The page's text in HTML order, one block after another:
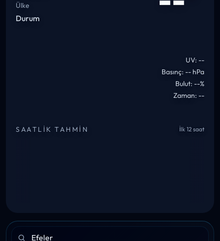
Ülke
Durum
UV: --
Basınç: -- hPa
Bulut: --%
Zaman: --
SAATLIK TAHMIN İlk 12 saat